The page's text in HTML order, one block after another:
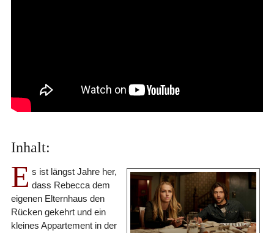
Inhalt:
E s ist längst Jahre her,
dass Rebecca dem
eigenen Elternhaus den
Rücken gekehrt und ein
kleines Appartement in der